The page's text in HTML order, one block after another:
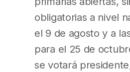
obligatorias a nivel
el 9 de agosto y a
para el 25 de
se votará